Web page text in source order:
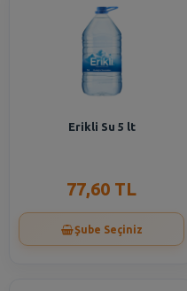
Erikli Su 5 lt
77,60 TL
Şube Seçiniz